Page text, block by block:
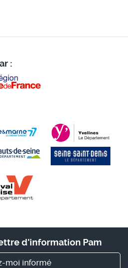
:
d'information Pam
moi informé